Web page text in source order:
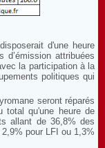
d'une heure
d’émission attribuées
la participation à la
politiques qui
seront réparés
total qu'une heure de
allant de 36,8% des
pour LFI ou 1,3%